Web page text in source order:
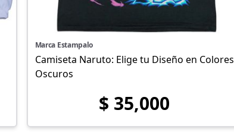
Marca Estampalo
Camiseta Naruto: Elige tu Diseño en Colores
Oscuros
$ 35,000